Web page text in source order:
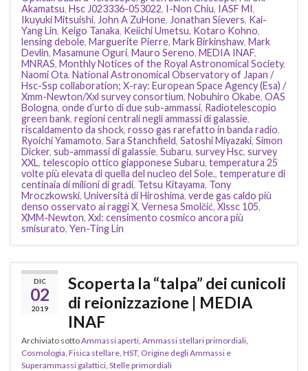
Akamatsu, Hsc J023336-053022, I-Non Chiu, IASF MI,
Ikuyuki Mitsuishi, John A ZuHone, Jonathan Sievers, Kai-
Yang Lin, Keigo Tanaka, Keiichi Umetsu, Kotaro Kohno,
lensing debole, Marguerite Pierre, Mark Birkinshaw, Mark
Devlin, Masamune Oguri, Mauro Sereno, MEDIA INAF,
MNRAS, Monthly Notices of the Royal Astronomical Society,
Naomi Ota, National Astronomical Observatory of Japan /
Hsc-Ssp collaboration; X-ray: European Space Agency (Esa) /
Xmm-Newton/Xxl survey consortium, Nobuhiro Okabe, OAS
Bologna, onde d’urto di due sub-ammassi, Radiotelescopio
green bank, regioni centrali negli ammassi di galassie,
riscaldamento da shock, rosso gas rarefatto in banda radio,
Ryoichi Yamamoto, Sara Stanchfield, Satoshi Miyazaki, Simon
Dicker, sub-ammassi di galassie, Subaru, survey Hsc, survey
XXL, telescopio ottico giapponese Subaru, temperatura 25
volte più elevata di quella del nucleo del Sole., temperature di
centinaia di milioni di gradi, Tetsu Kitayama, Tony
Mroczkowski, Università di Hiroshima, verde gas caldo più
denso osservato ai raggi X, Vernesa Smolčić, Xlssc 105,
XMM-Newton, Xxl: censimento cosmico ancora più
smisurato, Yen-Ting Lin
DIC
02
2019
Scoperta la “talpa” dei cunicoli
di reionizzazione | MEDIA
INAF
Archiviato sottoAmmassi aperti, Ammassi stellari primordiali,
Cosmologia, Fisica stellare, HST, Origine degli Ammassi e
Superammassi galattici, Stelle primordiali